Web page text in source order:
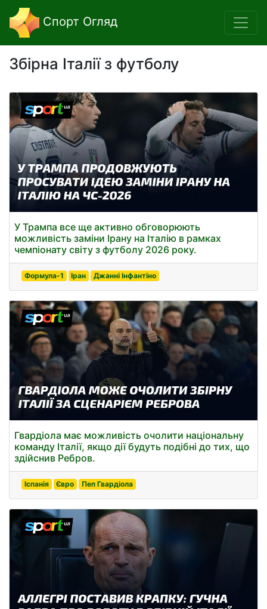
Спорт Огляд
Збірна Італії з футболу
У Трампа все ще активно обговорюють
можливість заміни Ірану на Італію в рамках
чемпіонату світу з футболу 2026 року.
Формула-1 Іран Джанні Інфантіно
Гвардіола має можливість очолити національну
команду Італії, якщо дії будуть подібні до тих, що
здійснив Ребров.
Іспанія Євро Пеп Гвардіола